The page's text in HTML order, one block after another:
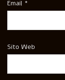
Email *
Sito Web